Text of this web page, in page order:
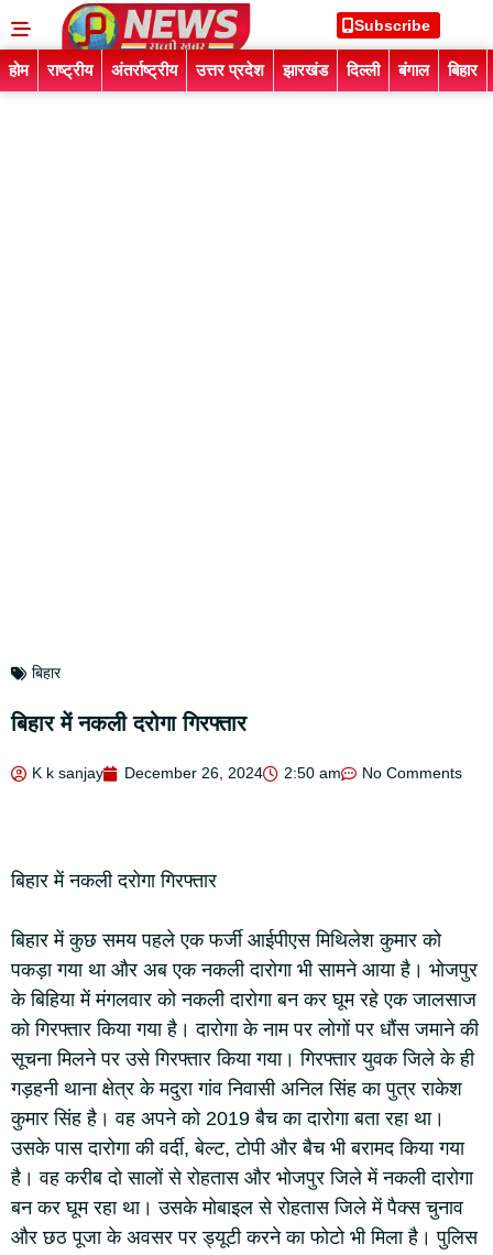
Subscribe
होम राष्ट्रीय अंतर्राष्ट्रीय उत्तर प्रदेश झारखंड दिल्ली बंगाल बिहार
बिहार
बिहार में नकली दरोगा गिरफ्तार
K k sanjay December 26, 2024 2:50 am No Comments
बिहार में नकली दरोगा गिरफ्तार
बिहार में कुछ समय पहले एक फर्जी आईपीएस मिथिलेश कुमार को
पकड़ा गया था और अब एक नकली दारोगा भी सामने आया है। भोजपुर
के बिहिया में मंगलवार को नकली दारोगा बन कर घूम रहे एक जालसाज
को गिरफ्तार किया गया है। दारोगा के नाम पर लोगों पर धौंस जमाने की
सूचना मिलने पर उसे गिरफ्तार किया गया। गिरफ्तार युवक जिले के ही
गड़हनी थाना क्षेत्र के मदुरा गांव निवासी अनिल सिंह का पुत्र राकेश
कुमार सिंह है। वह अपने को 2019 बैच का दारोगा बता रहा था।
उसके पास दारोगा की वर्दी, बेल्ट, टोपी और बैच भी बरामद किया गया
है। वह करीब दो सालों से रोहतास और भोजपुर जिले में नकली दारोगा
बन कर घूम रहा था। उसके मोबाइल से रोहतास जिले में पैक्स चुनाव
और छठ पूजा के अवसर पर ड्यूटी करने का फोटो भी मिला है। पुलिस